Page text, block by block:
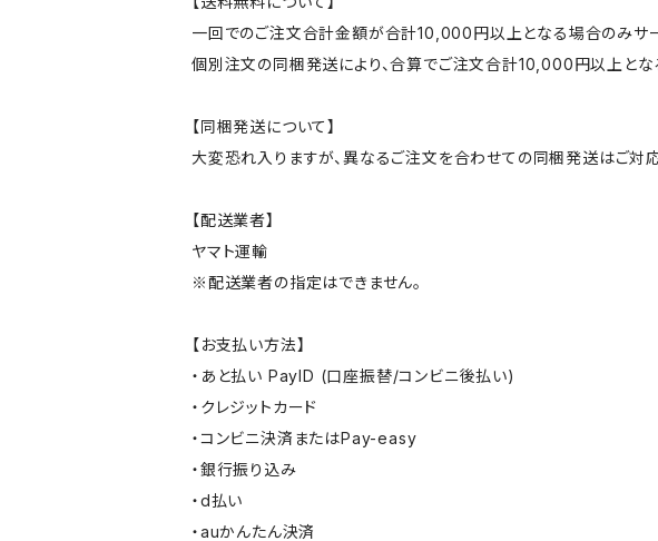
一回でのご注文合計金額が合計10,000円以上となる場合のみサー
個別注文の同梱発送により、合算でご注文合計10,000円以上とな
【同梱発送について】
大変恐れ入りますが、異なるご注文を合わせての同梱発送はご対応
【配送業者】
ヤマト運輸
※配送業者の指定はできません。
【お支払い方法】
・あと払い PayID (口座振替/コンビニ後払い)
・クレジットカード
・コンビニ決済またはPay-easy
・銀行振り込み
・d払い
・auかんたん決済